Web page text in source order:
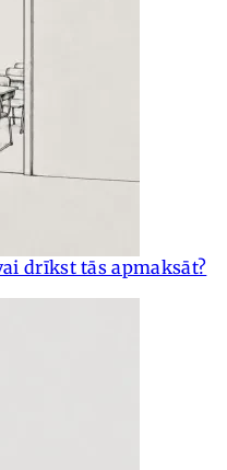
drīkst tās apmaksāt?